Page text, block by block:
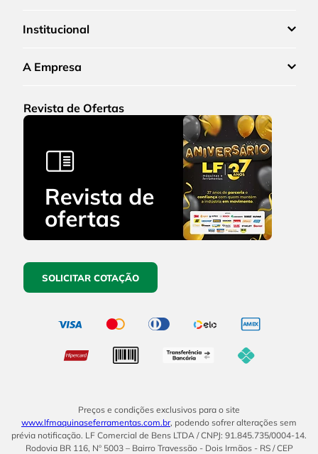
Institucional
A Empresa
Revista de Ofertas
SOLICITAR COTAÇÃO
Preços e condições exclusivos para o site
www.lfmaquinaseferramentas.com.br, podendo sofrer alterações sem
prévia notificação. LF Comercial de Bens LTDA / CNPJ: 91.845.735/0004-14.
Rodovia BR 116, Nº 5003 – Bairro Travessão - Dois Irmãos - RS / CEP